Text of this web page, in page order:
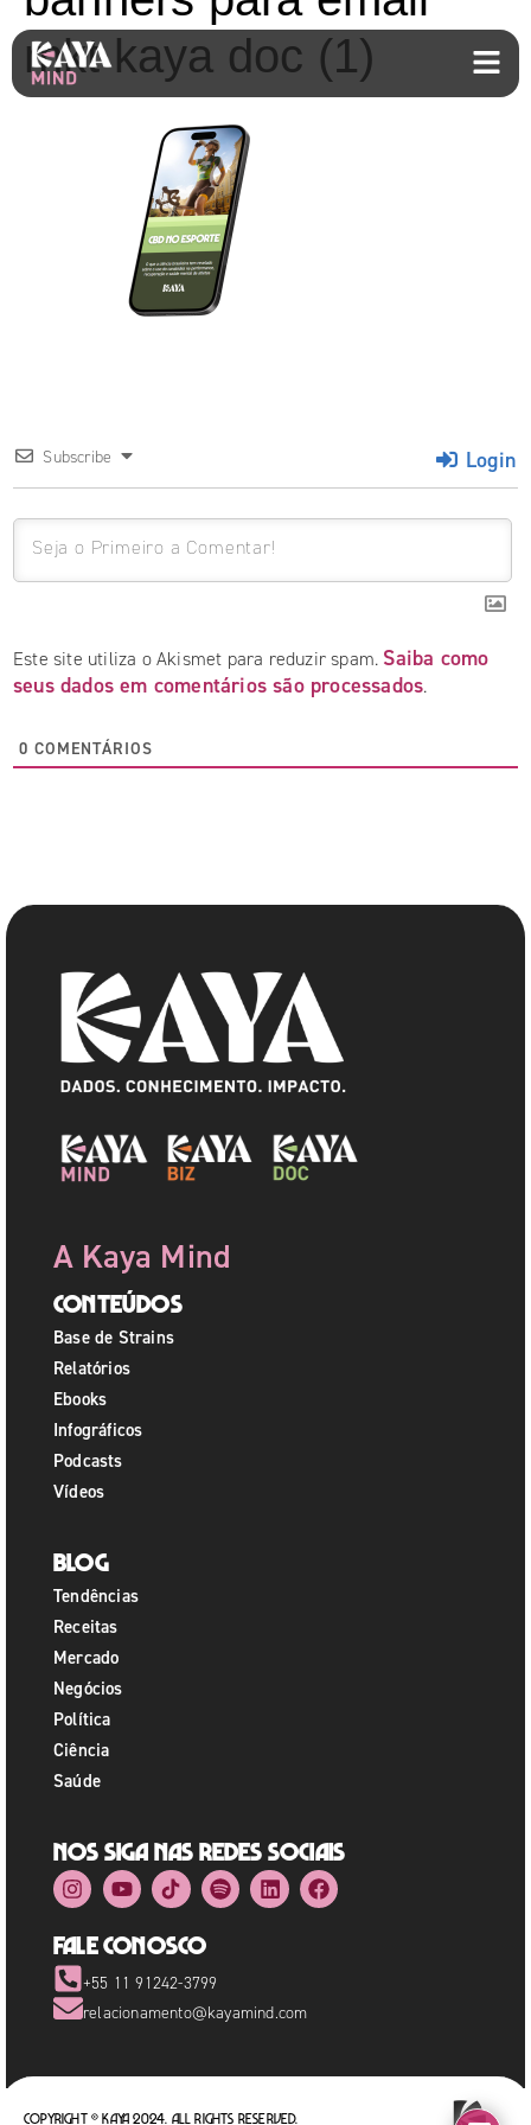
mkt kaya doc (1)
Subscribe Login
Este site utiliza o Akismet para reduzir spam. Saiba como
seus dados em comentários são processados.
0 COMENTÁRIOS
A Kaya Mind
Conteúdos
Base de Strains
Relatórios
Ebooks
Infográficos
Podcasts
Vídeos
Blog
Tendências
Receitas
Mercado
Negócios
Política
Ciência
Saúde
Nos siga nas redes sociais
Fale Conosco
+55 11 91242-3799
relacionamento@kayamind.com
Copyright © Kaya 2024. All rights reserved.